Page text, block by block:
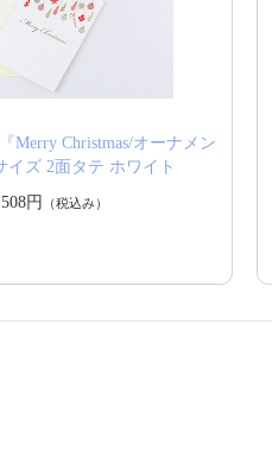
Merry Christmas/オーナメン
イズ 2面タテ ホワイト
508円
（税込み）